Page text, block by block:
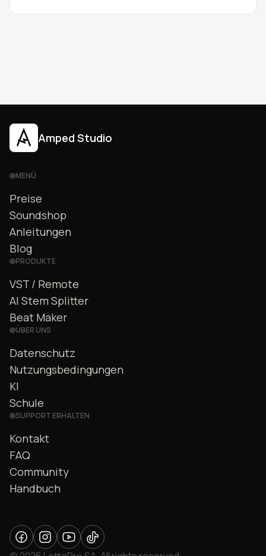
Amped Studio
MENÜ
Preise
Soundshop
Anleitungen
Blog
PRODUKTE
VST / Remote
AI Stem Splitter
Beat Maker
ÜBER UNS
Datenschutz
Nutzungsbedingungen
KI
Schule
SUPPORT ERHALTEN
Kontakt
FAQ
Community
Handbuch